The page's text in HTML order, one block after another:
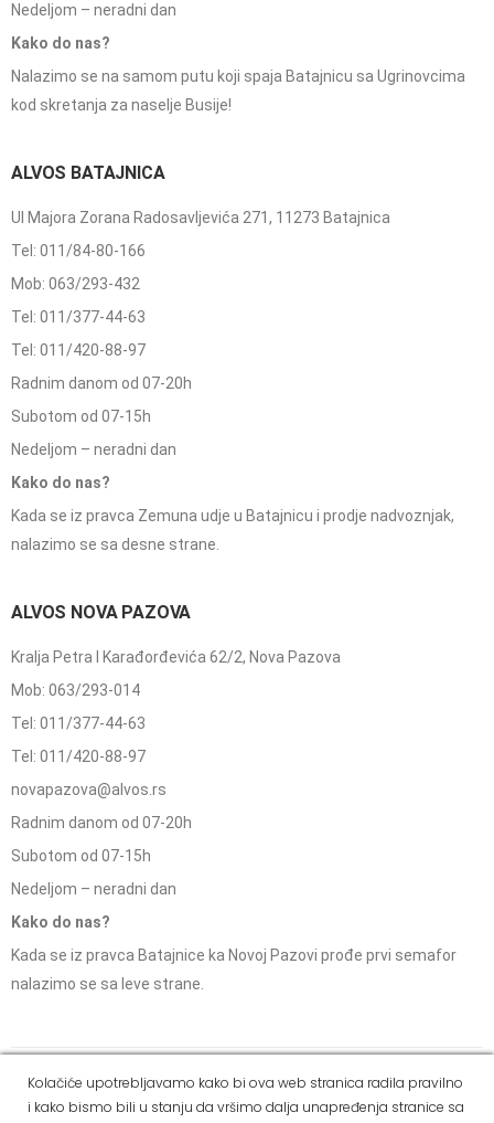
Nedeljom – neradni dan
Kako do nas?
Nalazimo se na samom putu koji spaja Batajnicu sa Ugrinovcima
kod skretanja za naselje Busije!
ALVOS BATAJNICA
Ul Majora Zorana Radosavljevića 271, 11273 Batajnica
Tel: 011/84-80-166
Mob: 063/293-432
Tel: 011/377-44-63
Tel: 011/420-88-97
Radnim danom od 07-20h
Subotom od 07-15h
Nedeljom – neradni dan
Kako do nas?
Kada se iz pravca Zemuna udje u Batajnicu i prodje nadvoznjak,
nalazimo se sa desne strane.
ALVOS NOVA PAZOVA
Kralja Petra I Karađorđevića 62/2, Nova Pazova
Mob: 063/293-014
Tel: 011/377-44-63
Tel: 011/420-88-97
novapazova@alvos.rs
Radnim danom od 07-20h
Subotom od 07-15h
Nedeljom – neradni dan
Kako do nas?
Kada se iz pravca Batajnice ka Novoj Pazovi prođe prvi semafor
nalazimo se sa leve strane.
Dostava i
Social Media
Kolačiće upotrebljavamo kako bi ova web stranica radila pravilno
i kako bismo bili u stanju da vršimo dalja unapređenja stranice sa